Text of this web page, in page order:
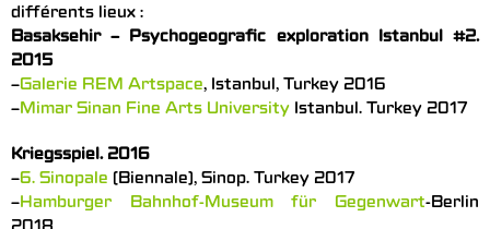
différents lieux :
Basaksehir – Psychogeografic exploration Istanbul #2.
2015
–Galerie REM Artspace, Istanbul, Turkey 2016
–Mimar Sinan Fine Arts University Istanbul. Turkey 2017
Kriegsspiel. 2016
–6. Sinopale (Biennale), Sinop. Turkey 2017
–Hamburger Bahnhof-Museum für Gegenwart-Berlin